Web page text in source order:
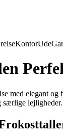
KontorUde
med elegant
særlige